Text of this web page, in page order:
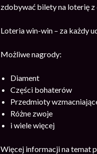
zdobywać bilety na loterię
Loteria win-win – za każdy
Możliwe nagrody:
Diament
Części bohaterów
Przedmioty
Różne zwoje
i wiele więcej
Więcej informacji na temat